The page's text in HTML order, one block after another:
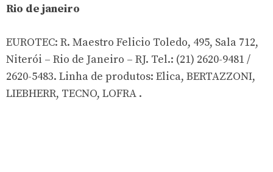
Rio de janeiro
EUROTEC: R. Maestro Felicio Toledo, 495, Sala 712,
Niterói – Rio de Janeiro – RJ. Tel.: (21) 2620-9481 /
2620-5483. Linha de produtos: Elica, BERTAZZONI,
LIEBHERR, TECNO, LOFRA .